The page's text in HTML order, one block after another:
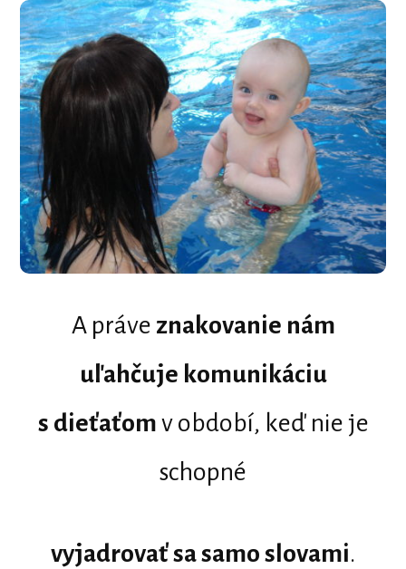
A práve znakovanie nám
uľahčuje komunikáciu
s dieťaťom v období, keď nie je
schopné
vyjadrovať sa samo slovami.